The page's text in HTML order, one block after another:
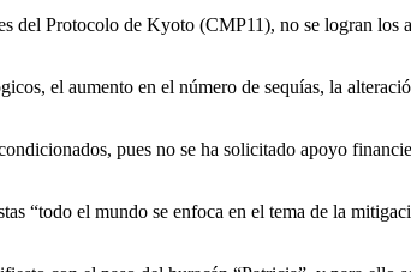
Protocolo de Kyoto (CMP11), no se logran los
el aumento en el número de sequías, la
pues no se ha solicitado apoyo
“todo el mundo se enfoca en el tema de la